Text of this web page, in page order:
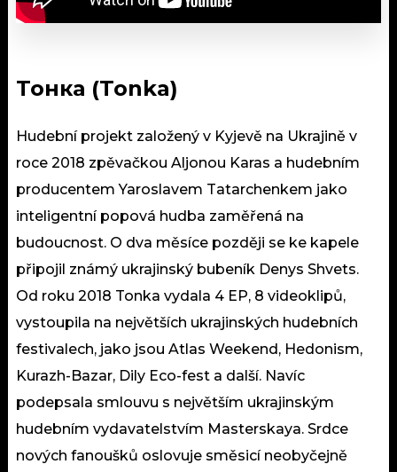
Toнка (Tonka)
Hudební projekt založený v Kyjevě na Ukrajině v
roce 2018 zpěvačkou Aljonou Karas a hudebním
producentem Yaroslavem Tatarchenkem jako
inteligentní popová hudba zaměřená na
budoucnost. O dva měsíce později se ke kapele
připojil známý ukrajinský bubeník Denys Shvets.
Od roku 2018 Tonka vydala 4 EP, 8 videoklipů,
vystoupila na největších ukrajinských hudebních
festivalech, jako jsou Atlas Weekend, Hedonism,
Kurazh-Bazar, Dily Eco-fest a další. Navíc
podepsala smlouvu s největším ukrajinským
hudebním vydavatelstvím Masterskaya. Srdce
nových fanoušků oslovuje směsicí neobyčejně